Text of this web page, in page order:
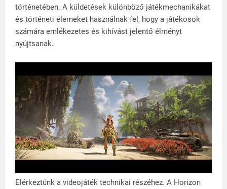
történetében. A küldetések különböző játékmechanikákat
és történeti elemeket használnak fel, hogy a játékosok
számára emlékezetes és kihívást jelentő élményt
nyújtsanak.
Elérkeztünk a videojáték technikai részéhez. A Horizon